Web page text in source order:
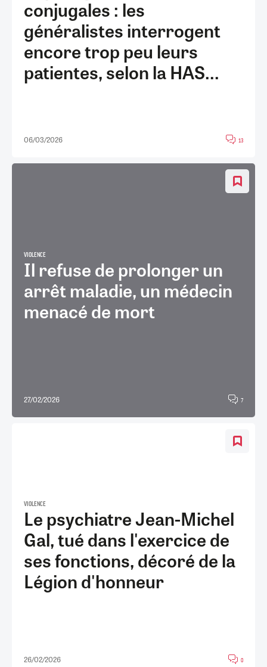
conjugales : les
généralistes interrogent
encore trop peu leurs
patientes, selon la HAS...
06/03/2026 13
VIOLENCE
Il refuse de prolonger un
arrêt maladie, un médecin
menacé de mort
27/02/2026 7
VIOLENCE
Le psychiatre Jean-Michel
Gal, tué dans l'exercice de
ses fonctions, décoré de la
Légion d'honneur
26/02/2026 0